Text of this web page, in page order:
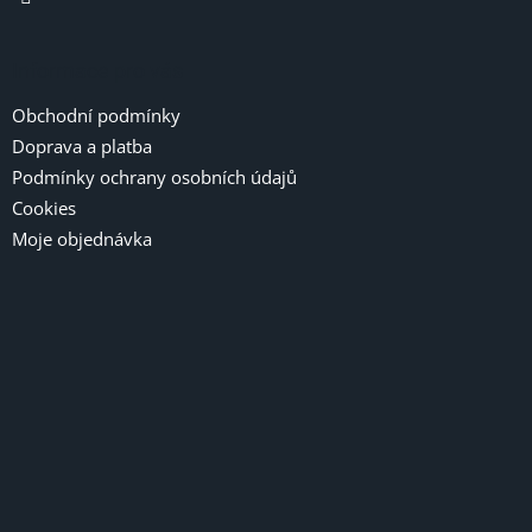
Obchodní podmínky
Doprava a platba
Podmínky ochrany osobních údajů
Cookies
Moje objednávka